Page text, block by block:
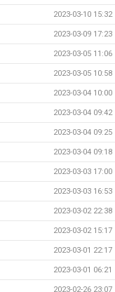
2023-03-10 15:32
2023-03-09 17:23
2023-03-05 11:06
2023-03-05 10:58
2023-03-04 10:00
2023-03-04 09:42
2023-03-04 09:25
2023-03-04 09:18
2023-03-03 17:00
2023-03-03 16:53
2023-03-02 22:38
2023-03-02 15:17
2023-03-01 22:17
2023-03-01 06:21
2023-02-26 23:07